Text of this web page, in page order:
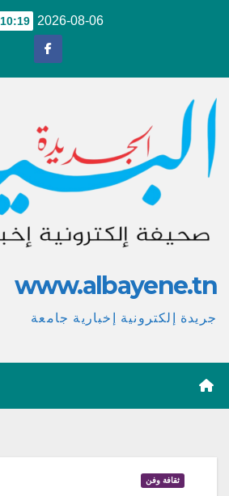
2026-08-06
10:19
www.albayene.tn
جريدة إلكترونية إخبارية جامعة
ثقافة وفن